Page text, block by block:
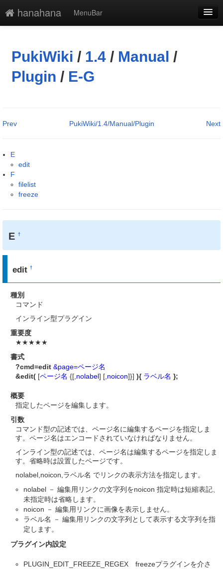
hanahana
MenuBar
添付
凍結解除
PukiWiki / 1.4 / Manual /
Plugin / E-G
Prev Next
PukiWiki/1.4/Manual/Plugin
E
edit
F
filelist
freeze
E†
edit†
種別
コマンド
インライン型プラグイン
重要度
★★★★★
書式
?cmd=edit &page=ページ名
&edit( [ページ名 {[, nolabel] [, noicon]}] ){ ラベル名 };
概要
指定したページを編集します。
引数
コマンド型の記述では、ページ名に編集するページを指定しま
す。ページ名はエンコードされていなければなりません。
インライン型の記述では、ページ名は編集するページを指定しま
す。省略時は設置したページです。
nolabel,noicon,ラベル名 でリンクの表示方法を指定します。
nolabel － 編集用リンクの文字列をnoicon 指定時は短縮表記、
未指定時は省略します。
noicon － 編集用リンクに画像を表示しません。
ラベル名 － 編集用リンクの文字列として表示する文字列を指
定します。
プラグイン内設定
PLUGIN_EDIT_FREEZE_REGEX freezeプラグインを介さ